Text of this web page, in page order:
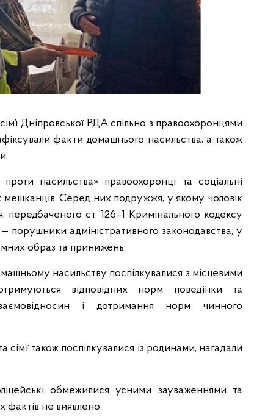
Дніпровської РДА спільно з правоохоронцями
факти домашнього насильства, а також
насильства» правоохоронці та соціальні
мешканців. Серед них подружжя, у якому чоловік
ст. 126–1 Кримінального кодексу
порушники адміністративного законодавства, у
образ та принижень.
насильству поспілкувалися з місцевими
відповідних норм поведінки та
і дотримання норм чинного
також поспілкувалися із родинами, нагадали
обмежилися усними зауваженнями та
фактів не виявлено.